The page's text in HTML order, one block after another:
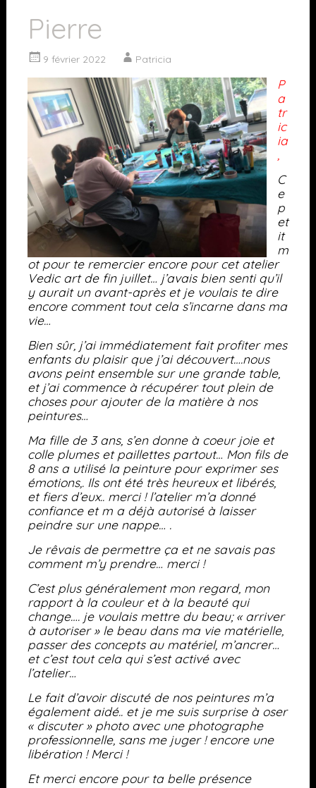
Pierre
9 février 2022 Patricia
P
a
tr
ic
ia
,
C
e
p
et
it
m
ot pour te remercier encore pour cet atelier
Vedic art de fin juillet… j’avais bien senti qu’il
y aurait un avant-après et je voulais te dire
encore comment tout cela s’incarne dans ma
vie…
Bien sûr, j’ai immédiatement fait profiter mes
enfants du plaisir que j’ai découvert….nous
avons peint ensemble sur une grande table,
et j’ai commence à récupérer tout plein de
choses pour ajouter de la matière à nos
peintures…
Ma fille de 3 ans, s’en donne à coeur joie et
colle plumes et paillettes partout… Mon fils de
8 ans a utilisé la peinture pour exprimer ses
émotions,. Ils ont été très heureux et libérés,
et fiers d’eux.. merci ! l’atelier m’a donné
confiance et m a déjà autorisé à laisser
peindre sur une nappe… .
Je rêvais de permettre ça et ne savais pas
comment m’y prendre… merci !
C’est plus généralement mon regard, mon
rapport à la couleur et à la beauté qui
change…. je voulais mettre du beau; « arriver
à autoriser » le beau dans ma vie matérielle,
passer des concepts au matériel, m’ancrer…
et c’est tout cela qui s’est activé avec
l’atelier…
Le fait d’avoir discuté de nos peintures m’a
également aidé.. et je me suis surprise à oser
« discuter » photo avec une photographe
professionnelle, sans me juger ! encore une
libération ! Merci !
Et merci encore pour ta belle présence